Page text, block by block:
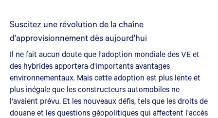
Suscitez une révolution de la chaîne
d'approvisionnement dès aujourd'hui
Il ne fait aucun doute que l'adoption mondiale des VE et
des hybrides apportera d'importants avantages
environnementaux. Mais cette adoption est plus lente et
plus inégale que les constructeurs automobiles ne
l'avaient prévu. Et les nouveaux défis, tels que les droits de
douane et les questions géopolitiques qui affectent l'accès